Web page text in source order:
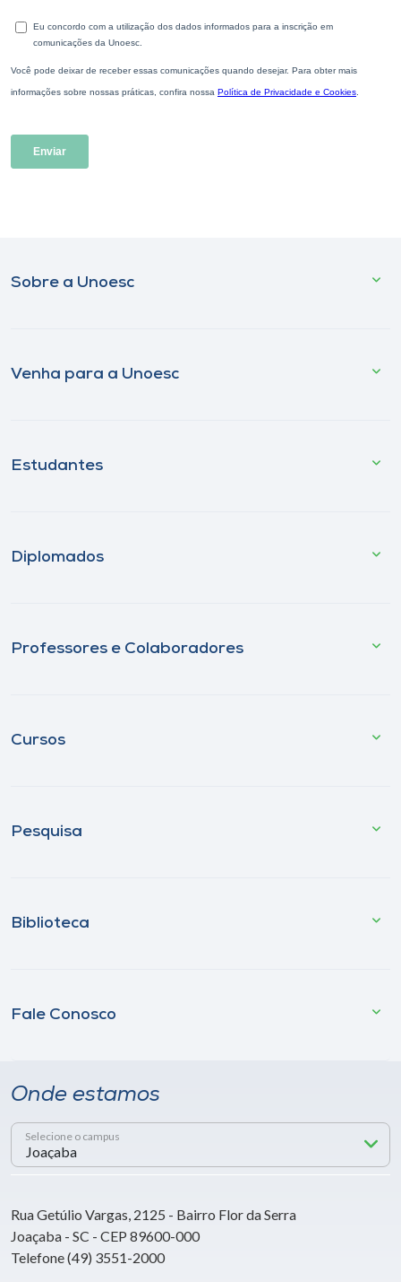
Sobre a Unoesc
Venha para a Unoesc
Estudantes
Diplomados
Professores e Colaboradores
Cursos
Pesquisa
Biblioteca
Fale Conosco
Onde estamos
Selecione o campus
Rua Getúlio Vargas, 2125 - Bairro Flor da Serra
Joaçaba - SC - CEP 89600-000
Telefone (49) 3551-2000